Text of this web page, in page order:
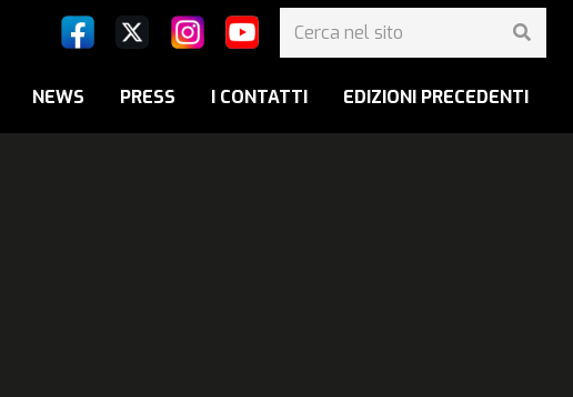
NEWS PRESS I CONTATTI EDIZIONI PRECEDENTI